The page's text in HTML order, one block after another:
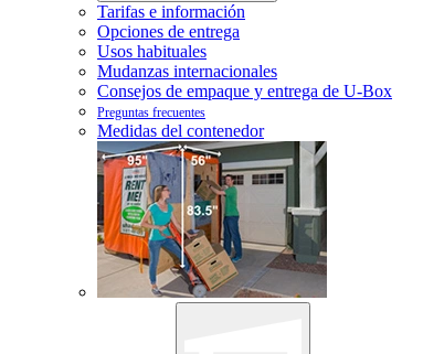
Tarifas e información
Opciones de entrega
Usos habituales
Mudanzas internacionales
Consejos de empaque y entrega de U-Box
Preguntas frecuentes
Medidas del contenedor